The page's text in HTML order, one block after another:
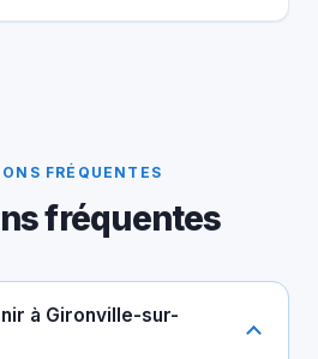
FRÉQUENTES
fréquentes
à Gironville-sur-